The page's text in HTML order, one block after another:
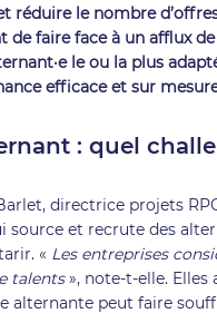
réduire le nombre
de faire face à un afflux
le ou la plus
efficace et sur
: quel
directrice projets
source et recrute des
« Les entreprises
talents», note-t-elle.
alternante peut faire